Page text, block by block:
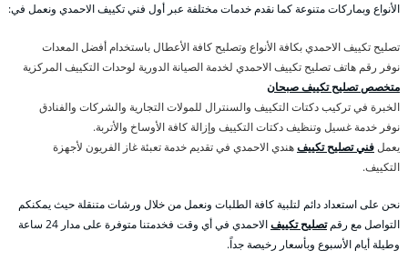
الأنواع وبماركات متنوعة كما نقدم خدمات مختلفة عبر أول فني تكييف الاحمدي ونعمل في:
تصليح تكييف الاحمدي بكافة الأنواع وتصليح كافة الأعطال باستخدام أفضل المعدات
نوفر رقم هاتف تصليح تكييف الاحمدي لخدمة الصيانة الدورية لوحدات التكييف المركزية
متخصص تصليح تكييف صبحان
الخبرة في تركيب دكتات التكييف والسنترال للمولات التجارية والشركات والفنادق
نوفر خدمة غسيل وتنظيف دكتات التكييف وإزالة كافة الأوساخ والأتربة.
يعملفني تصليح تكييفهندي الاحمدي في تقديم خدمة تعبئة غاز الفريون لأجهزة
التكييف.
نحن على استعداد دائم لتلبية كافة الطلبات ونعمل من خلال ورشات متنقلة حيث يمكنكم
التواصل مع رقمتصليح تكييف
الاحمدي في أي وقت فخدمتنا متوفرة على مدار 24 ساعة
وطيلة أيام الأسبوع وبأسعار رخيصة جداً.